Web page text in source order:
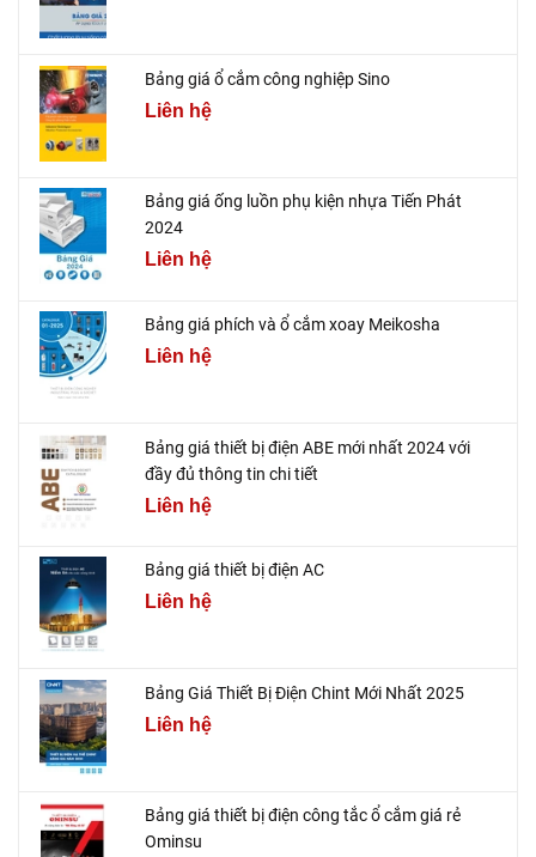
Bảng giá ổ cắm công nghiệp Sino
Liên hệ
Bảng giá ống luồn phụ kiện nhựa Tiến Phát
2024
Liên hệ
Bảng giá phích và ổ cắm xoay Meikosha
Liên hệ
Bảng giá thiết bị điện ABE mới nhất 2024 với
đầy đủ thông tin chi tiết
Liên hệ
Bảng giá thiết bị điện AC
Liên hệ
Bảng Giá Thiết Bị Điện Chint Mới Nhất 2025
Liên hệ
Bảng giá thiết bị điện công tắc ổ cắm giá rẻ
Ominsu